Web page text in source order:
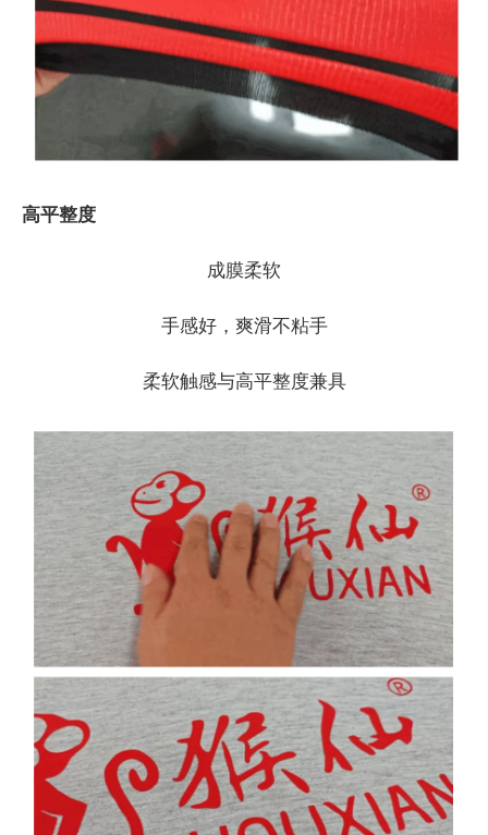
高平整度
成膜柔软
手感好，爽滑不粘手
柔软触感与高平整度兼具